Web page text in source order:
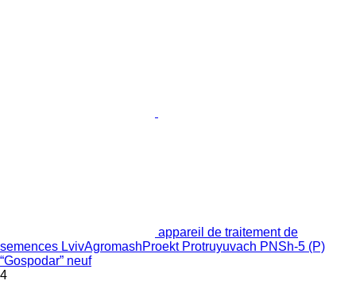
appareil de traitement de
semences LvivAgromashProekt Protruyuvach PNSh-5 (P)
“Gospodar” neuf
4